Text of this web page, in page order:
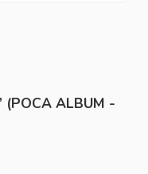
(POCA ALBUM -